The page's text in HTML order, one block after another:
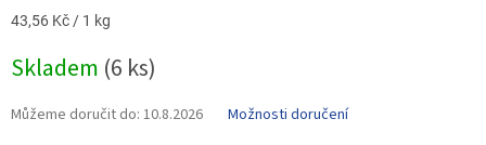
Měrná
43,56 Kč / 1 kg
Skladem (6 ks)
Můžeme doručit do: 10.8.2026 Možnosti doručení